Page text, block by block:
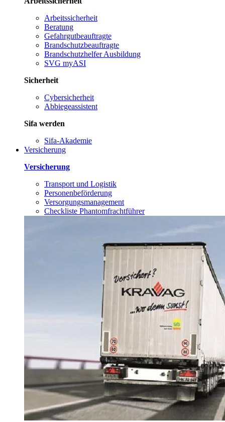
Arbeitssicherheit
Beratung
Gefahrgutbeauftragte
Brandschutzbeauftragte
Brandschutzhelfer Ausbildung
SVG myASI
Sicherheit
Cybersicherheit
Abbiegeassistent
Sifa werden
Sifa-Akademie
Versicherung
Versicherung
Transport und Logistik
Personenbeförderung
Versorgungsmanagement
Checkliste Phantomfrachtführer